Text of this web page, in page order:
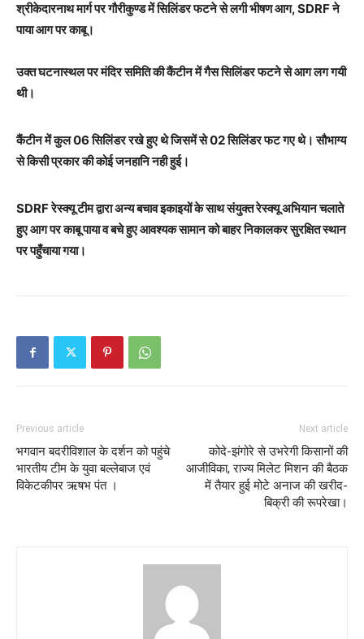
श्रीकेदारनाथ मार्ग पर गौरीकुण्ड में सिलिंडर फटने से लगी भीषण आग, SDRF ने
पाया आग पर काबू।
उक्त घटनास्थल पर मंदिर समिति की कैंटीन में गैस सिलिंडर फटने से आग लग गयी
थी।
कैंटीन में कुल 06 सिलिंडर रखे हुए थे जिसमें से 02 सिलिंडर फट गए थे। सौभाग्य
से किसी प्रकार की कोई जनहानि नही हुई।
SDRF रेस्क्यू टीम द्वारा अन्य बचाव इकाइयों के साथ संयुक्त रेस्क्यू अभियान चलाते
हुए आग पर काबू पाया व बचे हुए आवश्यक सामान को बाहर निकालकर सुरक्षित स्थान
पर पहुँचाया गया।
Previous article
भगवान बदरीविशाल के दर्शन को पहुंचे
भारतीय टीम के युवा बल्लेबाज एवं
विकेटकीपर ऋषभ पंत ।
Next article
कोदे-झंगोरे से उभरेगी किसानों की
आजीविका, राज्य मिलेट मिशन की बैठक
में तैयार हुई मोटे अनाज की खरीद-
बिक्री की रूपरेखा।